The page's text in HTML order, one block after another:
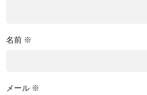
名前 ※
メール ※